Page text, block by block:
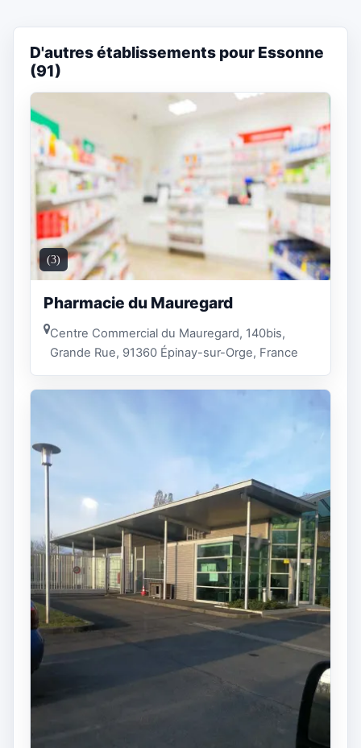
D'autres établissements pour Essonne
(91)
(3)
Pharmacie du Mauregard
Centre Commercial du Mauregard, 140bis,
Grande Rue, 91360 Épinay-sur-Orge, France